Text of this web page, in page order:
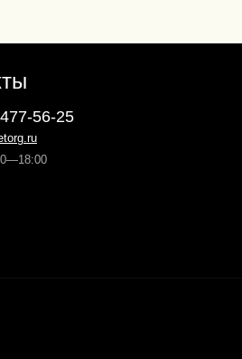
56-25